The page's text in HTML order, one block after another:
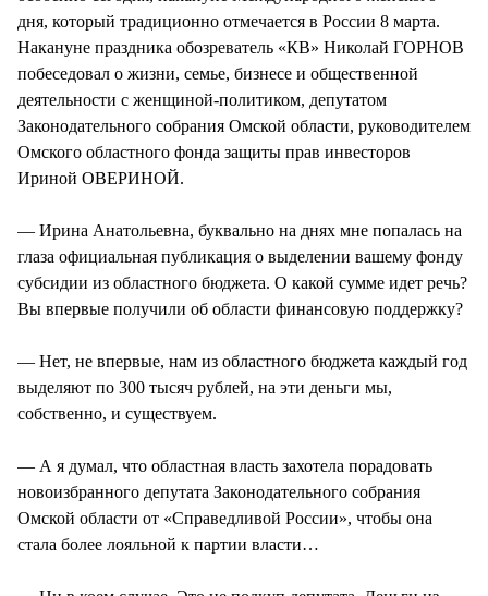
дня, который традиционно отмечается в России 8 марта.
Накануне праздника обозреватель «КВ» Николай ГОРНОВ
побеседовал о жизни, семье, бизнесе и общественной
деятельности с женщиной-политиком, депутатом
Законодательного собрания Омской области, руководителем
Омского областного фонда защиты прав инвесторов
Ириной ОВЕРИНОЙ.
— Ирина Анатольевна, буквально на днях мне попалась на
глаза официальная публикация о выделении вашему фонду
субсидии из областного бюджета. О какой сумме идет речь?
Вы впервые получили об области финансовую поддержку?
— Нет, не впервые, нам из областного бюджета каждый год
выделяют по 300 тысяч рублей, на эти деньги мы,
собственно, и существуем.
— А я думал, что областная власть захотела порадовать
новоизбранного депутата Законодательного собрания
Омской области от «Справедливой России», чтобы она
стала более лояльной к партии власти…